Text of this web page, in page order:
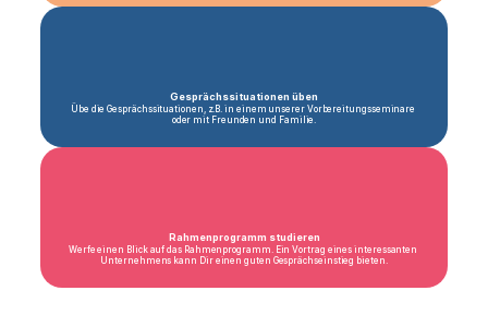
Gesprächssituationen üben
Übe die Gesprächssituationen, z.B. in einem unserer Vorbereitungsseminare
oder mit Freunden und Familie.
Rahmenprogramm studieren
Werfe einen Blick auf das Rahmenprogramm. Ein Vortrag eines interessanten
Unternehmens kann Dir einen guten Gesprächseinstieg bieten.